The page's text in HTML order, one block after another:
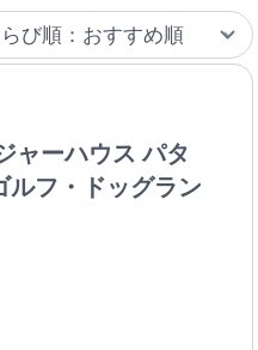
ャーハウス パタ
ルフ・ドッグラン